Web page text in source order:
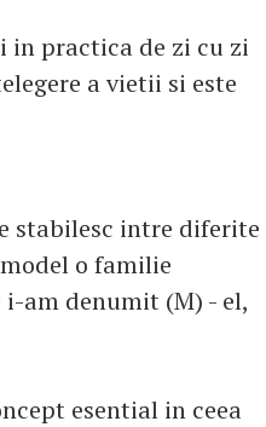
in practica de zi cu zi
a vietii si este
stabilesc intre diferite
o familie
i-am denumit (M) - el,
esential in ceea